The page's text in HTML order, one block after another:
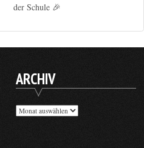
der Schule 🎉
ARCHIV
Archiv